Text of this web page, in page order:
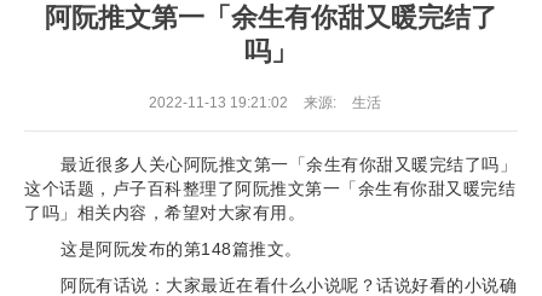
阿阮推文第一「余生有你甜又暖完结了
吗」
2022-11-13 19:21:02 来源: 生活
最近很多人关心阿阮推文第一「余生有你甜又暖完结了吗」
这个话题，卢子百科整理了阿阮推文第一「余生有你甜又暖完结
了吗」相关内容，希望对大家有用。
这是阿阮发布的第148篇推文。
阿阮有话说：大家最近在看什么小说呢？话说好看的小说确